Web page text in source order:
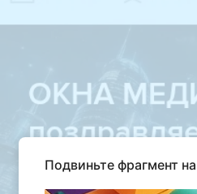
Подвиньте фрагмент